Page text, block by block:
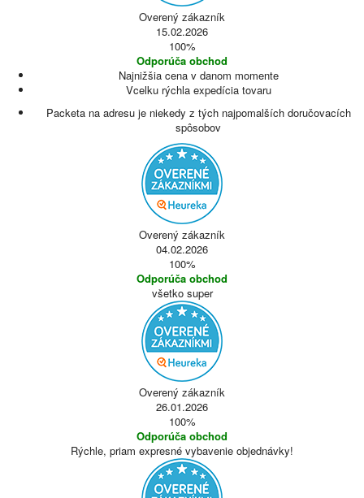
Overený zákazník
15.02.2026
100%
Odporúča obchod
Najnižšia cena v danom momente
Vcelku rýchla expedícia tovaru
Packeta na adresu je niekedy z tých najpomalších doručovacích
spôsobov
Overený zákazník
04.02.2026
100%
Odporúča obchod
všetko super
Overený zákazník
26.01.2026
100%
Odporúča obchod
Rýchle, priam expresné vybavenie objednávky!